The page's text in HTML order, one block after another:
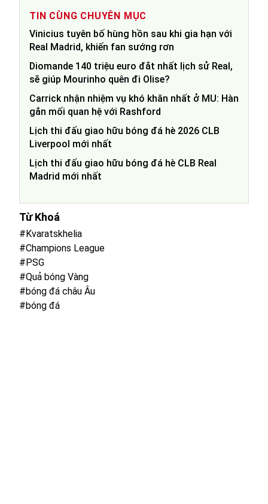
TIN CÙNG CHUYÊN MỤC
Vinicius tuyên bố hùng hồn sau khi gia hạn với
Real Madrid, khiến fan sướng rơn
Diomande 140 triệu euro đắt nhất lịch sử Real,
sẽ giúp Mourinho quên đi Olise?
Carrick nhận nhiệm vụ khó khăn nhất ở MU: Hàn
gắn mối quan hệ với Rashford
Lịch thi đấu giao hữu bóng đá hè 2026 CLB
Liverpool mới nhất
Lịch thi đấu giao hữu bóng đá hè CLB Real
Madrid mới nhất
Từ Khoá
#Kvaratskhelia
#Champions League
#PSG
#Quả bóng Vàng
#bóng đá châu Âu
#bóng đá